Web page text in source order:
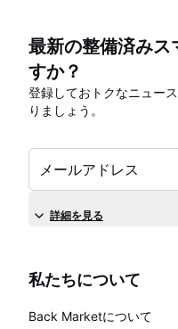
最新の整備済みス
すか？
登録しておトクなニュー
りましょう。
メールアドレス
詳細を見る
私たちについて
Back Marketについて